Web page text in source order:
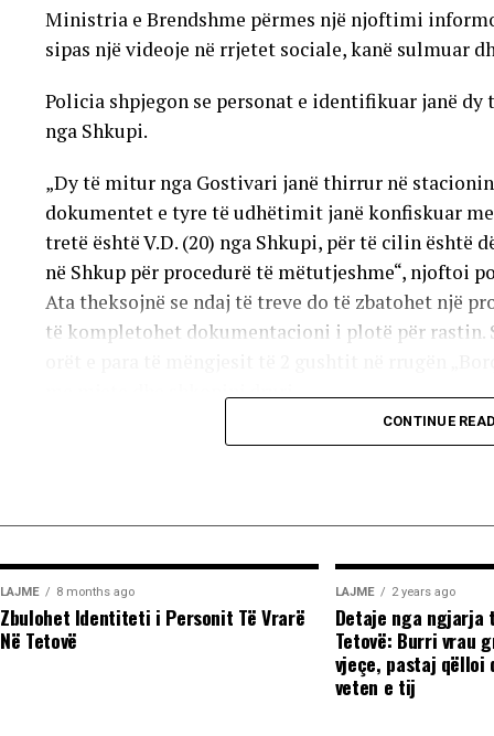
Ministria e Brendshme përmes një njoftimi
sipas një videoje në rrjetet sociale, kanë sulmuar
Policia shpjegon se personat e identifikuar janë
nga Shkupi.
„Dy të mitur nga Gostivari janë thirrur në
dokumentet e tyre të udhëtimit janë konfiskuar
tretë është V.D. (20) nga Shkupi, për të cilin
në Shkup për procedurë të mëtutjeshme“, njoftoi
Ata theksojnë se ndaj të treve do të zbatohet një
të kompletohet dokumentacioni i plotë për rastin.
me mjete dhe shkopinj druri.
Në rrjetet sociale u shfaq një video-incizim
Sipas informacioneve të publikuara, gjatë rrahjes,
Përkundër faktit se po shtrihej në rrugë, në
shumta ndaj trupit të tij, gjë që ka shkaktuar
sociale.(INA)
CONTINUE
LAJME 8 months ago
Zbulohet Identiteti i Personit Të Vrarë
Në Tetovë
LAJME 2 years ago
Detaje nga ngjarja
Tetovë: Burri vrau
vjeçe, pastaj qëlloi
veten e tij